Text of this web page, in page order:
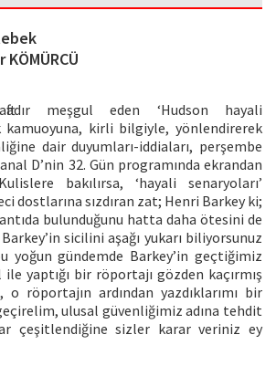
KÖMÜRCÜ
meşgul eden ‘Hudson hayali
kamuoyuna, kirli bilgiyle, yönlendirerek
dair duyumları-iddiaları, perşembe
D’nin 32. Gün programında ekrandan
bakılırsa, ‘hayali senaryoları’
dostlarına sızdıran zat; Henri Barkey ki;
bulunduğunu hatta daha ötesini de
sicilini aşağı yukarı biliyorsunuz
yoğun gündemde Barkey’in geçtiğimiz
yaptığı bir röportajı gözden kaçırmış
röportajın ardından yazdıklarımı bir
ulusal güvenliğimiz adına tehdit
çeşitlendiğine sizler karar veriniz ey